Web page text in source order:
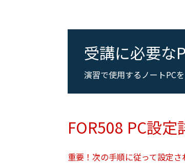
受講に必要な
演習で使用するノートPC
FOR508 PC設定
重要！次の手順に従って設定さ